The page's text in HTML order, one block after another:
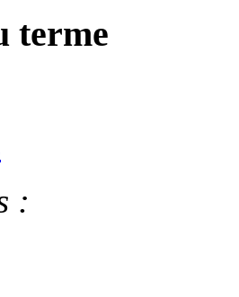
terme
: